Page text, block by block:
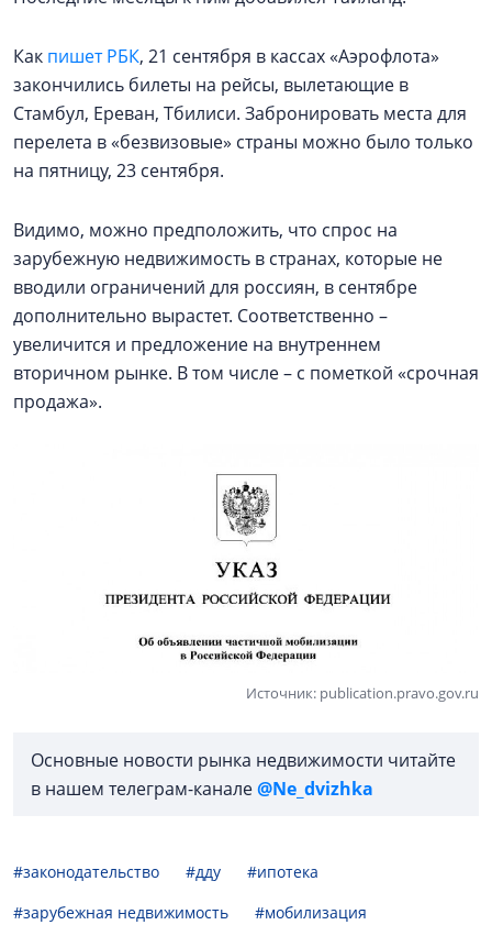
Как пишет РБК, 21 сентября в кассах «Аэрофлота»
закончились билеты на рейсы, вылетающие в
Стамбул, Ереван, Тбилиси. Забронировать места для
перелета в «безвизовые» страны можно было только
на пятницу, 23 сентября.
Видимо, можно предположить, что спрос на
зарубежную недвижимость в странах, которые не
вводили ограничений для россиян, в сентябре
дополнительно вырастет. Соответственно –
увеличится и предложение на внутреннем
вторичном рынке. В том числе – с пометкой «срочная
продажа».
Источник: publication.pravo.gov.ru
Основные новости рынка недвижимости читайте
в нашем телеграм-канале@Ne_dvizhka
#законодательство #дду
#ипотека
#зарубежная недвижимость
#мобилизация